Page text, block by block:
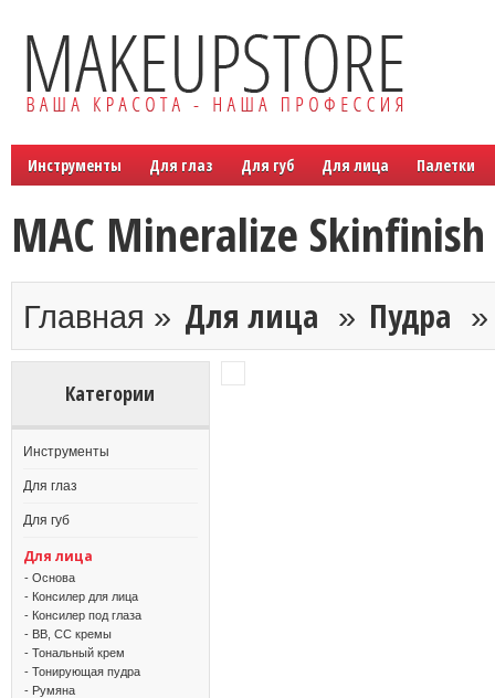
Инструменты Для глаз Для губ Для лица Палетки
MAC Mineralize
Главная » Для лица » Пудра
Категории
Инструменты
Для глаз
Для губ
Для лица
- Основа
- Консилер для лица
- Консилер под глаза
- BB, CC кремы
- Тональный крем
- Тонирующая пудра
- Румяна